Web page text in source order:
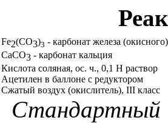
Fe2(CO3)3 - карбонат железа (окисного)
СаСO3 - карбонат кальция
Кислота соляная, ос. ч., 0,1 Н раствор
Ацетилен в баллоне с редуктором
Сжатый воздух (окислитель), IIIкласс